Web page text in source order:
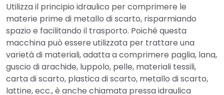
Utilizza il principio idraulico per comprimere le
materie prime di metallo di scarto, risparmiando
spazio e facilitando il trasporto. Poiché questa
macchina può essere utilizzata per trattare una
varietà di materiali, adatta a comprimere paglia, lana,
guscio di arachide, luppolo, pelle, materiali tessili,
carta di scarto, plastica di scarto, metallo di scarto,
lattine, ecc., è anche chiamata pressa idraulica